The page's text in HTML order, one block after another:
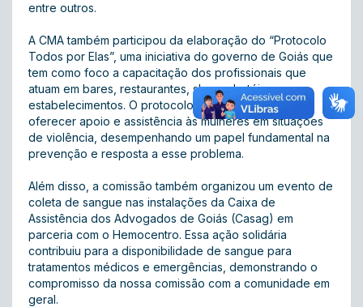
entre outros.
A CMA também participou da elaboração do “Protocolo
Todos por Elas”, uma iniciativa do governo de Goiás que
tem como foco a capacitação dos profissionais que
atuam em bares, restaurantes, shows, hotéis e
estabelecimentos. O protocolo visou capacitá-los a
oferecer apoio e assistência às mulheres em situações
de violência, desempenhando um papel fundamental na
prevenção e resposta a esse problema.
Além disso, a comissão também organizou um evento de
coleta de sangue nas instalações da Caixa de
Assistência dos Advogados de Goiás (Casag) em
parceria com o Hemocentro. Essa ação solidária
contribuiu para a disponibilidade de sangue para
tratamentos médicos e emergências, demonstrando o
compromisso da nossa comissão com a comunidade em
geral.